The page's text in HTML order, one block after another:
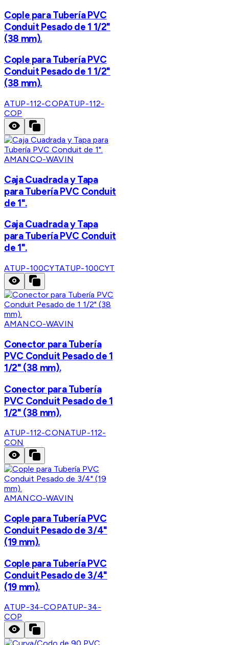
Cople para Tubería PVC
Conduit Pesado de 1 1/2"
(38 mm).
Cople para Tubería PVC
Conduit Pesado de 1 1/2"
(38 mm).
ATUP-112-COPATUP-112-
COP
AMANCO-WAVIN
Caja Cuadrada y Tapa
para Tubería PVC Conduit
de 1".
Caja Cuadrada y Tapa
para Tubería PVC Conduit
de 1".
ATUP-100CYTATUP-100CYT
AMANCO-WAVIN
Conector para Tubería
PVC Conduit Pesado de 1
1/2" (38 mm).
Conector para Tubería
PVC Conduit Pesado de 1
1/2" (38 mm).
ATUP-112-CONATUP-112-
CON
AMANCO-WAVIN
Cople para Tubería PVC
Conduit Pesado de 3/4"
(19 mm).
Cople para Tubería PVC
Conduit Pesado de 3/4"
(19 mm).
ATUP-34-COPATUP-34-
COP